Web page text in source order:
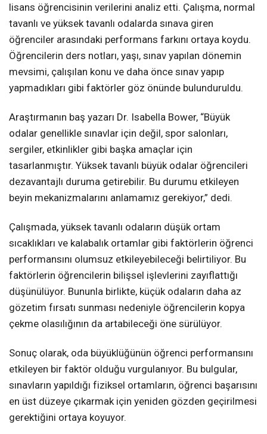
lisans öğrencisinin verilerini analiz etti. Çalışma, normal
tavanlı ve yüksek tavanlı odalarda sınava giren
öğrenciler arasındaki performans farkını ortaya koydu.
Öğrencilerin ders notları, yaşı, sınav yapılan dönemin
mevsimi, çalışılan konu ve daha önce sınav yapıp
yapmadıkları gibi faktörler göz önünde bulunduruldu.
Araştırmanın baş yazarı Dr. Isabella Bower, “Büyük
odalar genellikle sınavlar için değil, spor salonları,
sergiler, etkinlikler gibi başka amaçlar için
tasarlanmıştır. Yüksek tavanlı büyük odalar öğrencileri
dezavantajlı duruma getirebilir. Bu durumu etkileyen
beyin mekanizmalarını anlamamız gerekiyor,” dedi.
Çalışmada, yüksek tavanlı odaların düşük ortam
sıcaklıkları ve kalabalık ortamlar gibi faktörlerin öğrenci
performansını olumsuz etkileyebileceği belirtiliyor. Bu
faktörlerin öğrencilerin bilişsel işlevlerini zayıflattığı
düşünülüyor. Bununla birlikte, küçük odaların daha az
gözetim fırsatı sunması nedeniyle öğrencilerin kopya
çekme olasılığının da artabileceği öne sürülüyor.
Sonuç olarak, oda büyüklüğünün öğrenci performansını
etkileyen bir faktör olduğu vurgulanıyor. Bu bulgular,
sınavların yapıldığı fiziksel ortamların, öğrenci başarısını
en üst düzeye çıkarmak için yeniden gözden geçirilmesi
gerektiğini ortaya koyuyor.